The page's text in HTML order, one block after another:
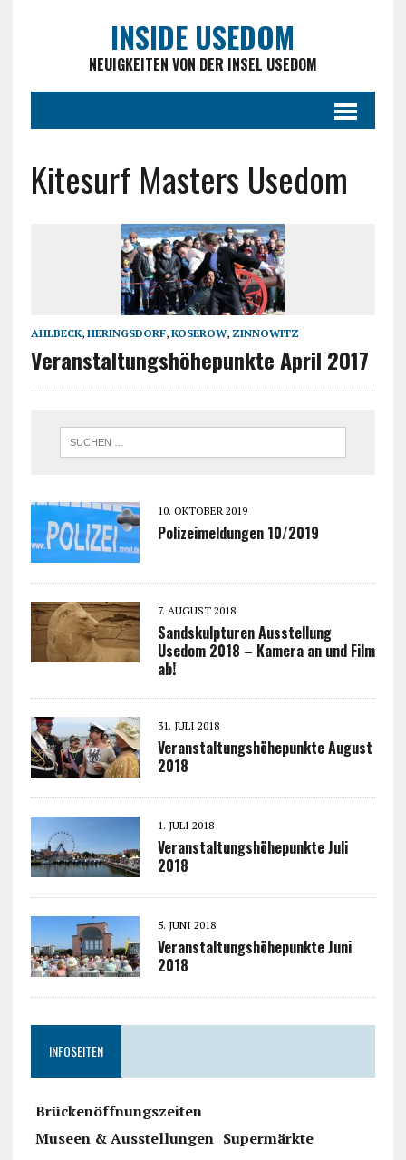
INSIDE USEDOM
NEUIGKEITEN VON DER INSEL USEDOM
Kitesurf Masters Usedom
AHLBECK, HERINGSDORF, KOSEROW, ZINNOWITZ
Veranstaltungshöhepunkte April 2017
10. OKTOBER 2019
Polizeimeldungen 10/2019
7. AUGUST 2018
Sandskulpturen Ausstellung
Usedom 2018 – Kamera an und Film
ab!
31. JULI 2018
Veranstaltungshöhepunkte August
2018
1. JULI 2018
Veranstaltungshöhepunkte Juli
2018
5. JUNI 2018
Veranstaltungshöhepunkte Juni
2018
INFOSEITEN
Brückenöffnungszeiten
Museen & Ausstellungen Supermärkte